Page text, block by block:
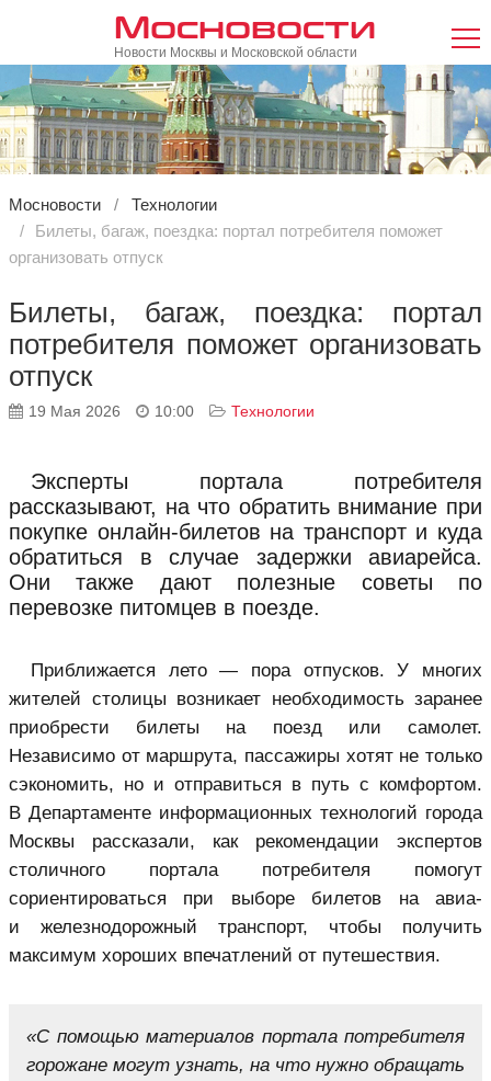
Мосновости
Новости Москвы и Московской области
Мосновости
Технологии
Билеты, багаж, поездка: портал потребителя поможет
организовать отпуск
Билеты, багаж, поездка: портал
потребителя поможет организовать
отпуск
19 Мая 2026 10:00 Технологии
Эксперты портала потребителя
рассказывают, на что обратить внимание при
покупке онлайн-билетов на транспорт и куда
обратиться в случае задержки авиарейса.
Они также дают полезные советы по
перевозке питомцев в поезде.
Приближается лето — пора отпусков. У многих
жителей столицы возникает необходимость заранее
приобрести билеты на поезд или самолет.
Независимо от маршрута, пассажиры хотят не только
сэкономить, но и отправиться в путь с комфортом.
В Департаменте информационных технологий города
Москвы рассказали, как рекомендации экспертов
столичного портала потребителя помогут
сориентироваться при выборе билетов на авиа-
и железнодорожный транспорт, чтобы получить
максимум хороших впечатлений от путешествия.
«С помощью материалов портала потребителя
горожане могут узнать, на что нужно обращать